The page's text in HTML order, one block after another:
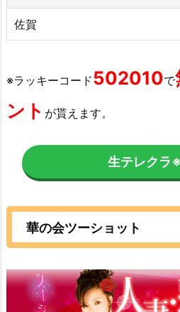
佐賀
※ラッキーコード502010で
ント が貰えます。
生テレクラ
華の会ツーショット